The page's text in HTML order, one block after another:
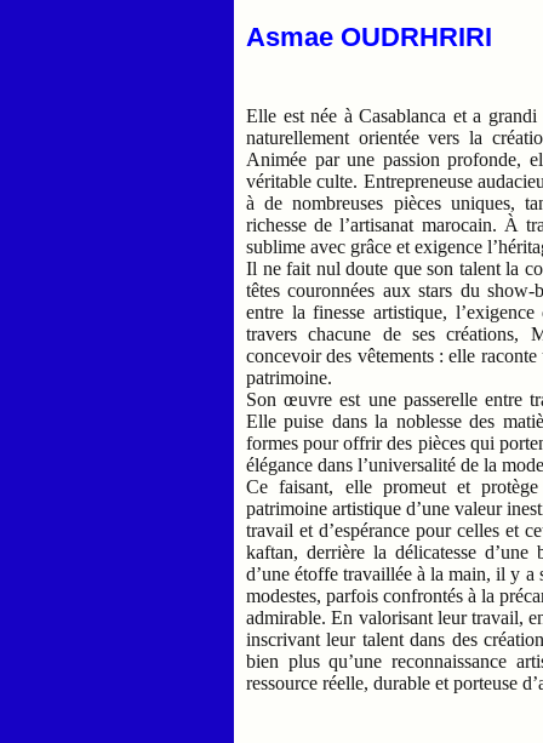
Asmae OUDRHRIRI
Elle est née à Casablanca et a
naturellement orientée vers la
Animée par une passion profonde,
véritable culte. Entrepreneuse
à de nombreuses pièces uniques,
richesse de l’artisanat marocain. À
sublime avec grâce et exigence
Il ne fait nul doute que son talent la
têtes couronnées aux stars du
entre la finesse artistique,
travers chacune de ses créations,
concevoir des vêtements : elle
patrimoine.
Son œuvre est une passerelle entre
Elle puise dans la noblesse des
formes pour offrir des pièces qui
élégance dans l’universalité de la
Ce faisant, elle promeut et
patrimoine artistique d’une valeur
travail et d’espérance pour celles et
kaftan, derrière la délicatesse
d’une étoffe travaillée à la main, il y a
modestes, parfois confrontés à la
admirable. En valorisant leur travail,
inscrivant leur talent dans des
bien plus qu’une reconnaissance
ressource réelle, durable et porteuse